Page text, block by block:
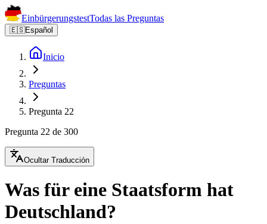
EinbürgerungstestTodas las Preguntas
🇪🇸Español
Inicio
Preguntas
Pregunta 22
Pregunta 22 de 300
Ocultar Traducción
Was für eine Staatsform hat
Deutschland?